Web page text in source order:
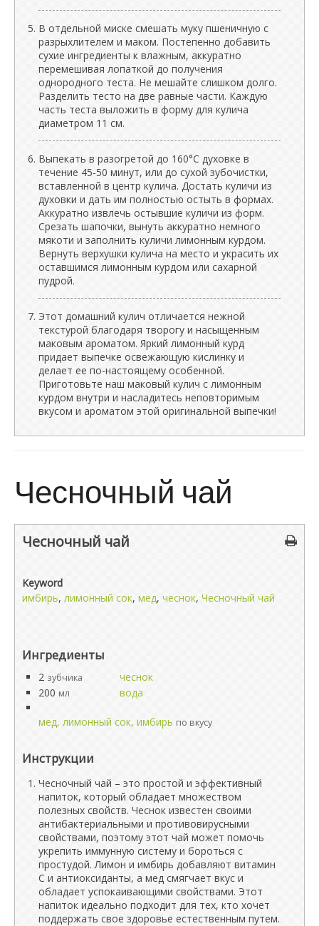
В отдельной миске смешать муку пшеничную с
разрыхлителем и маком. Постепенно добавить
сухие ингредиенты к влажным, аккуратно
перемешивая лопаткой до получения
однородного теста. Не мешайте слишком долго.
Разделить тесто на две равные части. Каждую
часть теста выложить в форму для кулича
диаметром 11 см.
Выпекать в разогретой до 160°C духовке в
течение 45-50 минут, или до сухой зубочистки,
вставленной в центр кулича. Достать куличи из
духовки и дать им полностью остыть в формах.
Аккуратно извлечь остывшие куличи из форм.
Срезать шапочки, вынуть аккуратно немного
мякоти и заполнить куличи лимонным курдом.
Вернуть верхушки кулича на место и украсить их
оставшимся лимонным курдом или сахарной
пудрой.
Этот домашний кулич отличается нежной
текстурой благодаря творогу и насыщенным
маковым ароматом. Яркий лимонный курд
придает выпечке освежающую кислинку и
делает ее по-настоящему особенной.
Приготовьте наш маковый кулич с лимонным
курдом внутри и насладитесь неповторимым
вкусом и ароматом этой оригинальной выпечки!
Чесночный чай
Чесночный чай
Keyword
имбирь, лимонный сок, мед, чеснок, Чесночный чай
Ингредиенты
2 зубчика
чеснок
200 мл вода
мед, лимонный сок, имбирь по вкусу
Инструкции
Чесночный чай – это простой и эффективный
напиток, который обладает множеством
полезных свойств. Чеснок известен своими
антибактериальными и противовирусными
свойствами, поэтому этот чай может помочь
укрепить иммунную систему и бороться с
простудой. Лимон и имбирь добавляют витамин
С и антиоксиданты, а мед смягчает вкус и
обладает успокаивающими свойствами. Этот
напиток идеально подходит для тех, кто хочет
поддержать свое здоровье естественным путем.